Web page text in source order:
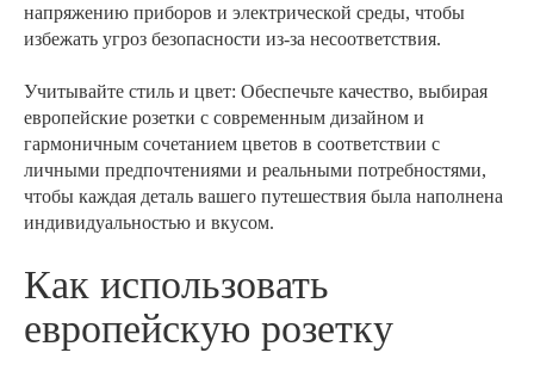
напряжению приборов и электрической среды, чтобы
избежать угроз безопасности из-за несоответствия.
Учитывайте стиль и цвет: Обеспечьте качество, выбирая
европейские розетки с современным дизайном и
гармоничным сочетанием цветов в соответствии с
личными предпочтениями и реальными потребностями,
чтобы каждая деталь вашего путешествия была наполнена
индивидуальностью и вкусом.
Как использовать
европейскую розетку